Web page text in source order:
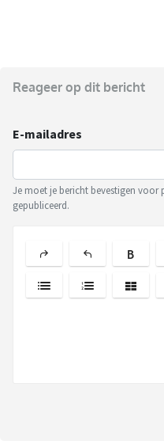
Reageer op dit bericht
E-mailadres
Je moet je bericht bevestigen
gepubliceerd.